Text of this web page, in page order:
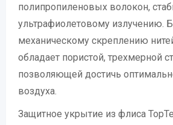
полипропиленовых волокон,
ультрафиолетовому излучению.
механическому скреплению
обладает пористой, трехмерной
позволяющей достичь
воздуха.
Защитное укрытие из флиса